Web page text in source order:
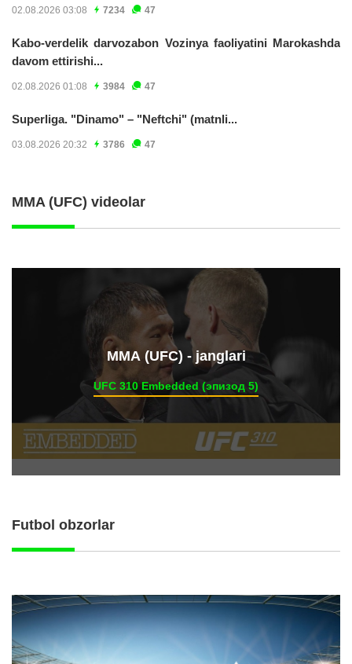
02.08.2026 03:08 7234 47
Kabo-verdelik darvozabon Vozinya faoliyatini Marokashda
davom ettirishi...
02.08.2026 01:08 3984 47
Superliga. "Dinamo" – "Neftchi" (matnli...
03.08.2026 20:32 3786 47
MMA (UFC) videolar
ММА (UFC) - janglari
UFC 310 Embedded (эпизод 5)
Futbol obzorlar